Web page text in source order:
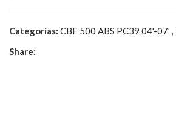
Categorías: CBF 500 ABS PC39 04'-07' ,
Share: